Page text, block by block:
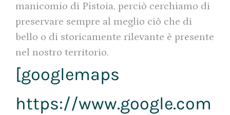
manicomio di Pistoia, perciò cerchiamo di
preservare sempre al meglio ciò che di
bello o di storicamente rilevante è presente
nel nostro territorio.
[googlemaps
https://www.google.com